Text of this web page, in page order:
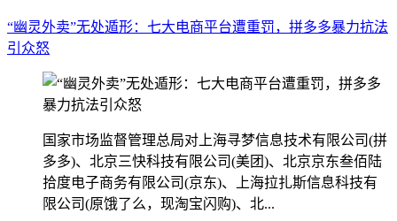
“幽灵外卖”无处遁形：七大电商平台遭重罚，拼多多暴力抗法
引众怒
国家市场监督管理总局对上海寻梦信息技术有限公司(拼
多多)、北京三快科技有限公司(美团)、北京京东叁佰陆
拾度电子商务有限公司(京东)、上海拉扎斯信息科技有
限公司(原饿了么，现淘宝闪购)、北...